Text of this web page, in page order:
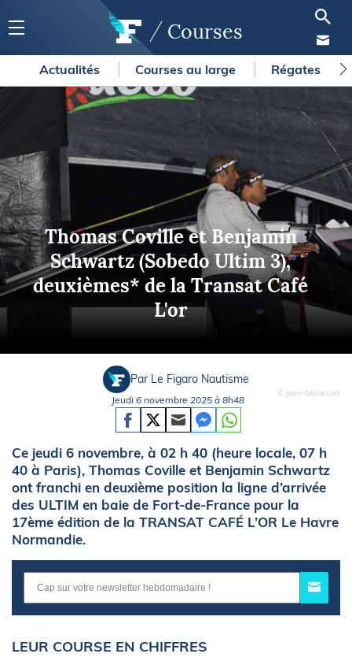
Courses
Actualités Courses au large Régates
Thomas Coville et Benjamin
Schwartz (Sobedo Ultim 3),
deuxièmes* de la Transat Café
L'or
© Jean-Marie Liot
Par Le Figaro Nautisme
Jeudi 6 novembre 2025 à 8h48
Ce jeudi 6 novembre, à 02 h 40 (heure locale, 07 h
40 à Paris), Thomas Coville et Benjamin Schwartz
ont franchi en deuxième position la ligne d’arrivée
des ULTIM en baie de Fort-de-France pour la
17ème édition de la TRANSAT CAFÉ L’OR Le Havre
Normandie.
LEUR COURSE EN CHIFFRES